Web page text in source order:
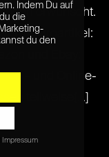
erwünscht.
Elektroartikel:
und Ebay:
– und Online-
teilweise[...]
Indem Du auf
die
du den
Impressum